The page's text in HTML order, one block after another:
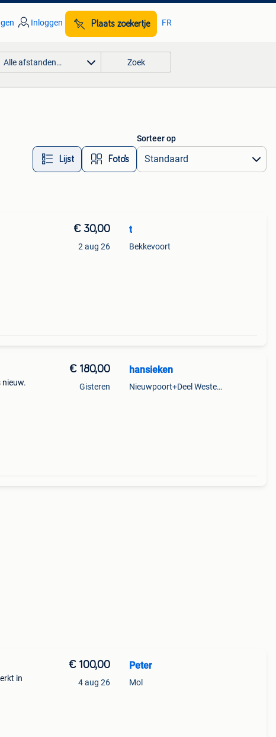
Inloggen Plaats zoekertje FR
Alle afstanden… Zoek
Lijst Foto’s
Sorteer op
€ 30,00
2 aug 26
t
Bekkevoort
nieuw.
€ 180,00
Gisteren
hansieken
Nieuwpoort+Deel Westende
in
€ 100,00
4 aug 26
Peter
Mol